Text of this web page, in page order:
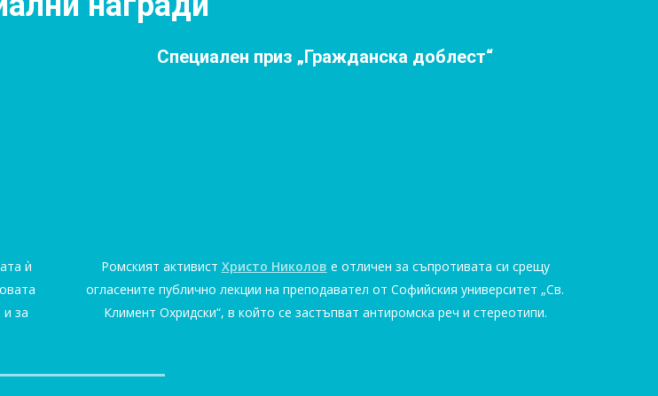
ѝ
за
Специален приз „Гражданска доблест“
Ромският активист Христо Николов е отличен за съпротивата си срещу
огласените публично лекции на преподавател от Софийския университет „Св.
Климент Охридски“, в който се застъпват антиромска реч и стереотипи.